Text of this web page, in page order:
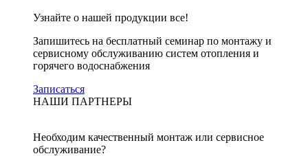
Узнайте о нашей продукции все!
Запишитесь на бесплатный семинар по монтажу и
сервисному обслуживанию систем отопления и
горячего водоснабжения
Записаться
НАШИ ПАРТНЕРЫ
Необходим качественный монтаж или сервисное
обслуживание?